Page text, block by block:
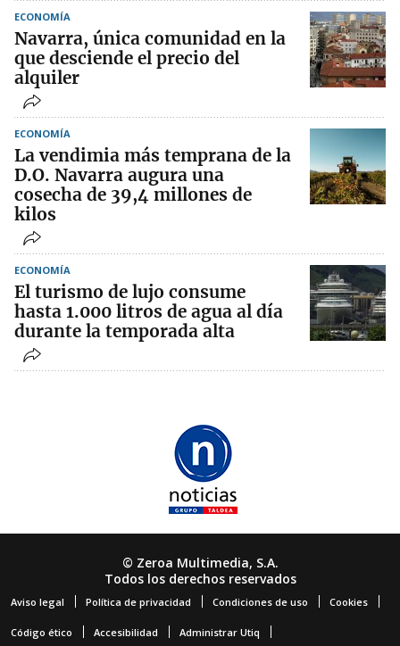
ECONOMÍA
Navarra, única comunidad en la
que desciende el precio del
alquiler
ECONOMÍA
La vendimia más temprana de la
D.O. Navarra augura una
cosecha de 39,4 millones de
kilos
ECONOMÍA
El turismo de lujo consume
hasta 1.000 litros de agua al día
durante la temporada alta
© Zeroa Multimedia, S.A.
Todos los derechos reservados
Aviso legal Política de privacidad Condiciones de uso Cookies
Código ético Accesibilidad Administrar Utiq